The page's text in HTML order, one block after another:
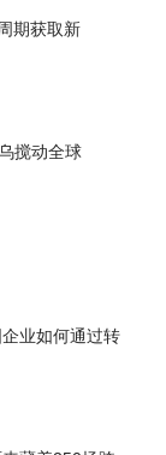
期获取新
搅动全球
业如何通过转